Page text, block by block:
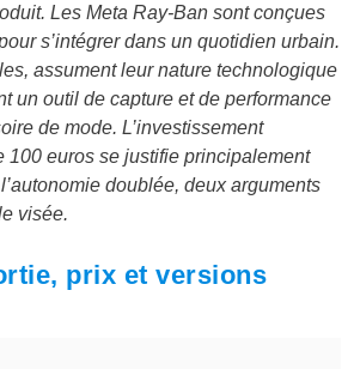
Les Meta Ray-Ban sont conçues
s’intégrer dans un quotidien urbain.
assument leur nature technologique
un outil de capture et de performance
de mode. L’investissement
100 euros se justifie principalement
doublée, deux arguments
visée.
prix et versions